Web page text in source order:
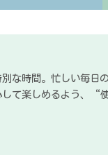
な時間。忙しい毎日
して楽しめるよう、